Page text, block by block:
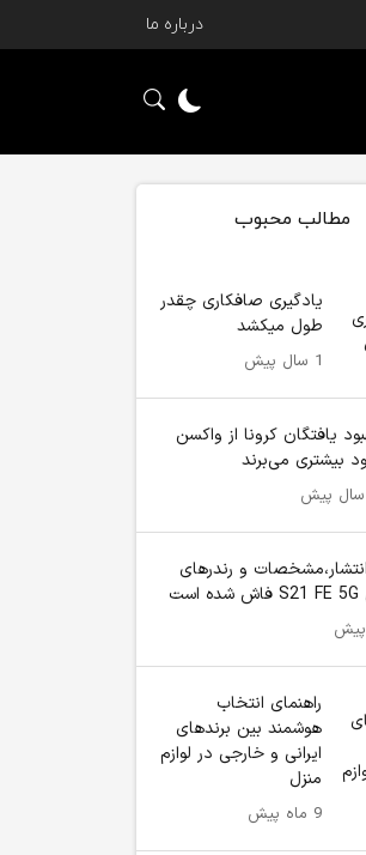
درباره ما
مطالب محبوب
یادگیری صافکاری چقدر
طول میکشد
1 سال پیش
یافتگان کرونا از واکسن
بیشتری می‌برند
و رندرهای
راهنمای انتخاب
هوشمند بین برندهای
ایرانی و خارجی در لوازم
منزل
9 ماه پیش